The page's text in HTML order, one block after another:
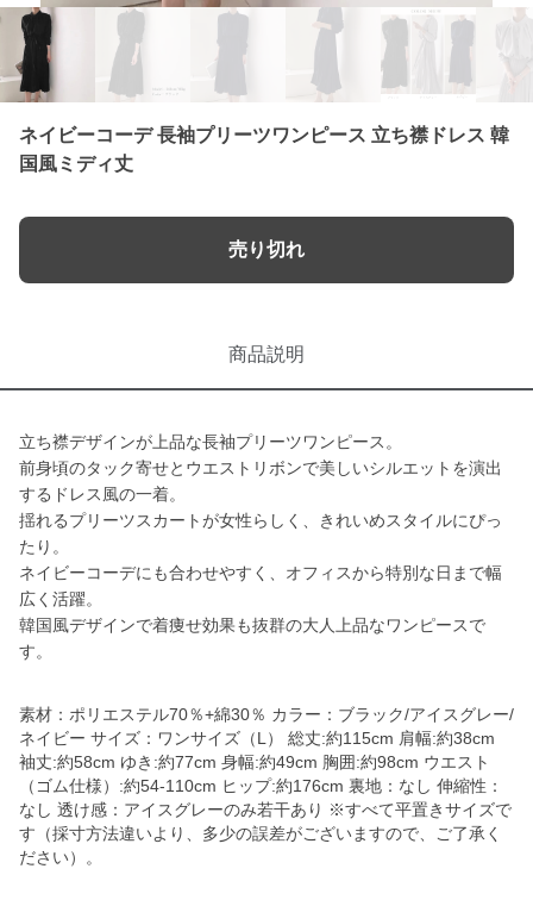
ネイビーコーデ 長袖プリーツワンピース 立ち襟ドレス 韓
国風ミディ丈
売り切れ
商品説明
立ち襟デザインが上品な長袖プリーツワンピース。
前身頃のタック寄せとウエストリボンで美しいシルエットを演出
するドレス風の一着。
揺れるプリーツスカートが女性らしく、きれいめスタイルにぴっ
たり。
ネイビーコーデにも合わせやすく、オフィスから特別な日まで幅
広く活躍。
韓国風デザインで着痩せ効果も抜群の大人上品なワンピースで
す。
素材：ポリエステル70％+綿30％ カラー：ブラック/アイスグレー/
ネイビー サイズ：ワンサイズ（L） 総丈:約115cm 肩幅:約38cm
袖丈:約58cm ゆき:約77cm 身幅:約49cm 胸囲:約98cm ウエスト
（ゴム仕様）:約54-110cm ヒップ:約176cm 裏地：なし 伸縮性：
なし 透け感：アイスグレーのみ若干あり ※すべて平置きサイズで
す（採寸方法違いより、多少の誤差がございますので、ご了承く
ださい）。